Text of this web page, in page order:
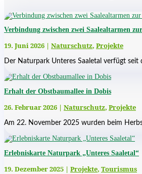
Verbindung zwischen zwei Saalealtarmen
19. Juni 2026 | Naturschutz, Projekte
Der Naturpark Unteres Saaletal verfügt
Erhalt der Obstbaumallee in Dobis
26. Februar 2026 | Naturschutz, Projekte
Am 22. November 2025 wurden beim
Erlebniskarte Naturpark „Unteres Saaletal“
19. Dezember 2025 | Projekte, Tourismus